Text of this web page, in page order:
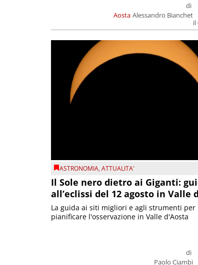
Aosta
di
Alessandro Bianchet
il
ASTRONOMIA,ATTUALITA'
Il Sole nero dietro ai Giganti:
all’eclissi del 12 agosto in Valle
di
Paolo Ciambi
La guida ai siti migliori e agli strumenti per
pianificare l'osservazione in Valle d'Aosta